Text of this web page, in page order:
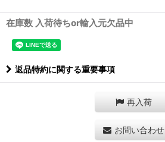
在庫数 入荷待ちor輸入元欠品中
返品特約に関する重要事項
再入荷
お問い合わせ